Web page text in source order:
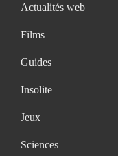
Actualités web
Films
Guides
Insolite
Jeux
Sciences